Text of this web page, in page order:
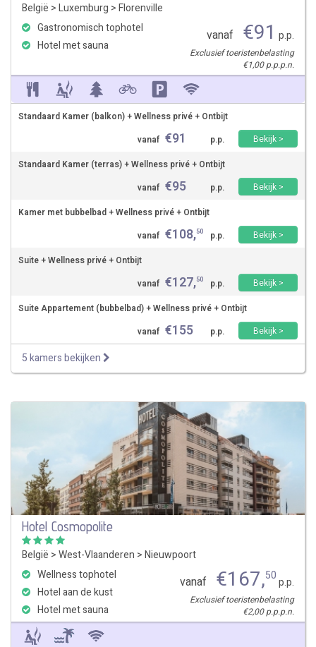
België >Luxemburg >Florenville
Gastronomisch tophotel
Hotel met sauna
vanaf €91 p.p.
Exclusief toeristenbelasting
€1,00 p.p.p.n.
Standaard Kamer (balkon) + Wellness privé + Ontbijt
vanaf €91 p.p.
Bekijk >
Standaard Kamer (terras) + Wellness privé + Ontbijt
vanaf €95 p.p.
Bekijk >
Kamer met bubbelbad + Wellness privé + Ontbijt
vanaf €108,50 p.p.
Bekijk >
Suite + Wellness privé + Ontbijt
vanaf €127,50 p.p.
Bekijk >
Suite Appartement (bubbelbad) + Wellness privé + Ontbijt
vanaf €155 p.p. Bekijk >
5 kamers bekijken
Hotel Cosmopolite
België >West-Vlaanderen >Nieuwpoort
Wellness tophotel
Hotel aan de kust
Hotel met sauna
vanaf €167,50p.p.
Exclusief toeristenbelasting
€2,00 p.p.p.n.